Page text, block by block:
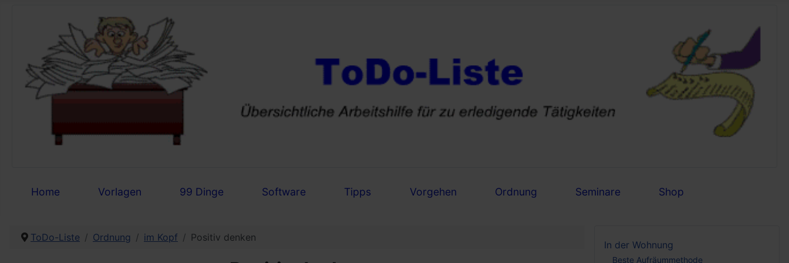
Home Vorlagen 99 Dinge Software Tipps Vorgehen Ordnung Seminare Shop
ToDo-Liste Ordnung im Kopf Positiv denken
In der Wohnung
Beste Aufräummethode